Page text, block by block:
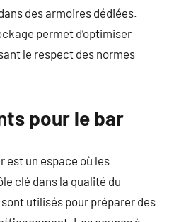
des armoires dédiées.
permet d’optimiser
le respect des normes
pour le bar
est un espace où les
clé dans la qualité du
utilisés pour préparer des